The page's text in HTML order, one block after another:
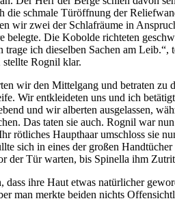
schmale Türöffnung der
wir zwei der Schlafräume in
Die Kobolde richteten
trage ich dieselben Sachen am
Rognil klar.
wir den Mittelgang und betraten
Wir entkleideten uns und ich
und wir alberten ausgelassen,
Das taten sie auch. Rognil war
rötliches Haupthaar umschloss sie
sich in eines der großen
der Tür warten, bis Spinella ihm
ihre Haut etwas natürlicher
man merkte beiden nichts